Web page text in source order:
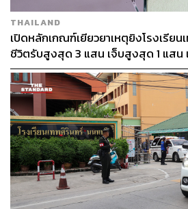
เสาวลักษณ์ เขต
Content Creator
THAILAND
เปิดหลักเกณฑ์เยียวยาเหตุยิงโรงเรีย
ชีวิตรับสูงสุด 3 แสน เจ็บสูงสุด 1 แสน
ระดับ